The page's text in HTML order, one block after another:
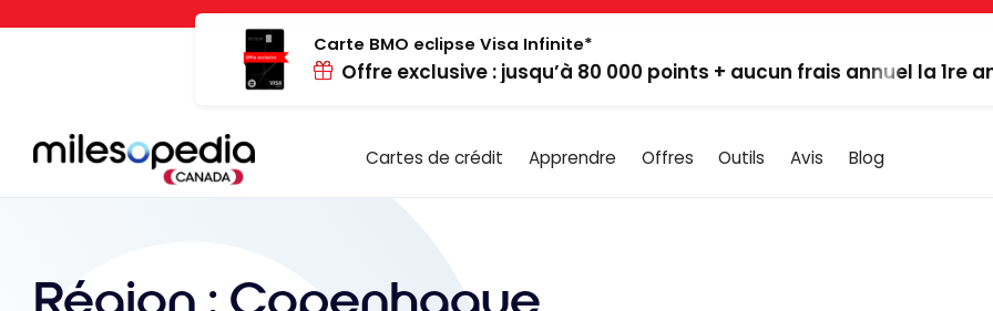
Panneau de gestion des cookies
Carte BMO eclipse Visa Infinite*
Offre exclusive : jusqu’à 80 000 points + aucun frais annuel la 1re
Cartes de crédit Apprendre Offres Outils Avis Blog